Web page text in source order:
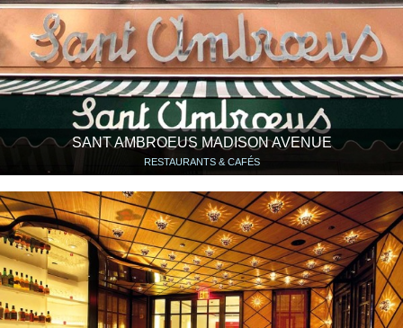
SANT AMBROEUS MADISON AVENUE
RESTAURANTS & CAFÉS